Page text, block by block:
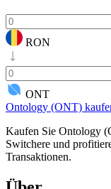
RON
ONT
Ontology (ONT)
Kaufen Sie Ontology
Switchere und
Transaktionen.